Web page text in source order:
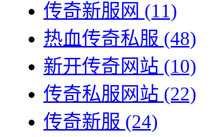
传奇新服网 (11)
热血传奇私服 (48)
新开传奇网站 (10)
传奇私服网站 (22)
传奇新服 (24)